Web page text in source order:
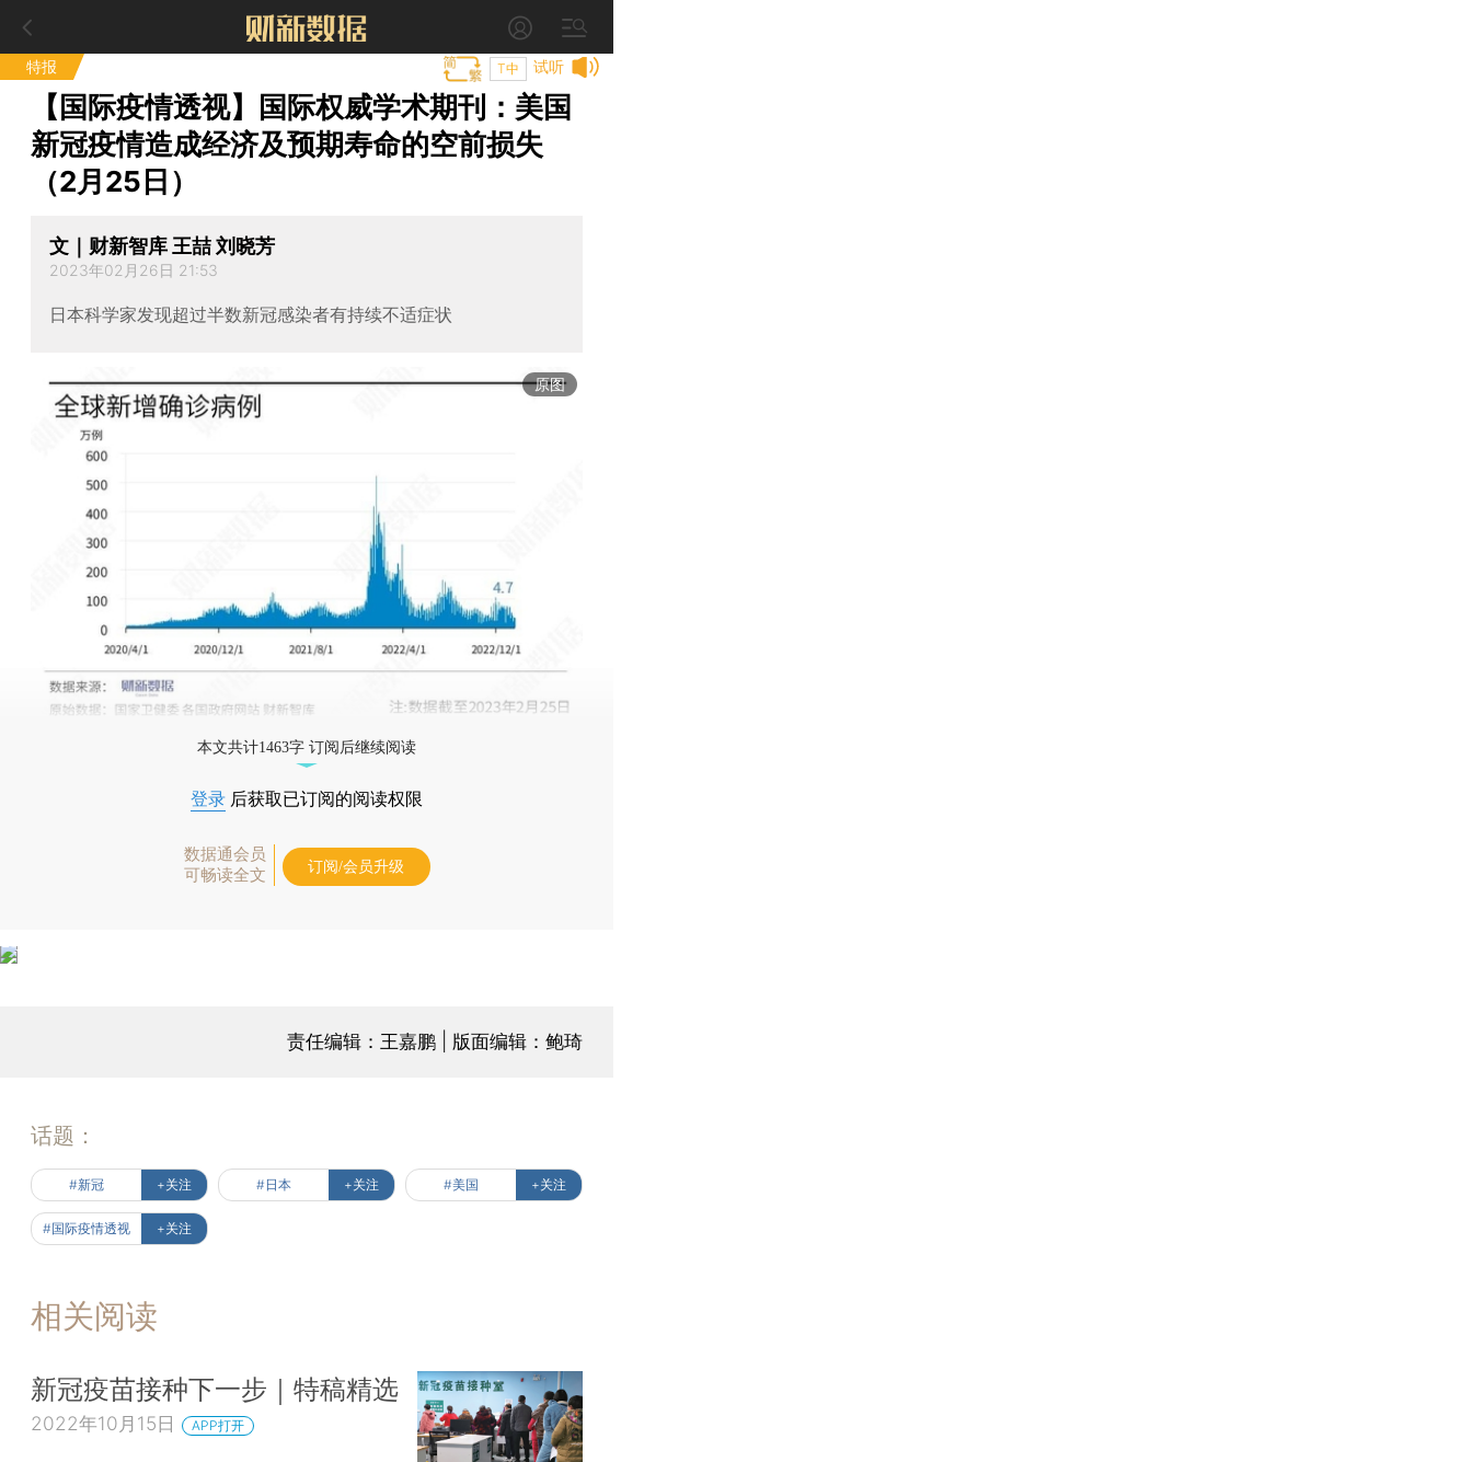
特报 试听
T中
【国际疫情透视】国际权威学术期刊：美国
新冠疫情造成经济及预期寿命的空前损失
（2月25日）
文｜财新智库 王喆 刘晓芳
2023年02月26日 21:53
日本科学家发现超过半数新冠感染者有持续不适症状
原图
本文共计1463字 订阅后继续阅读
登录 后获取已订阅的阅读权限
数据通会员
可畅读全文
订阅/会员升级
责任编辑：王嘉鹏 | 版面编辑：鲍琦
话题：
#新冠 +关注 #日本 +关注 #美国 +关注
#国际疫情透视 +关注
相关阅读
新冠疫苗接种下一步｜特稿精选
2022年10月15日 APP打开